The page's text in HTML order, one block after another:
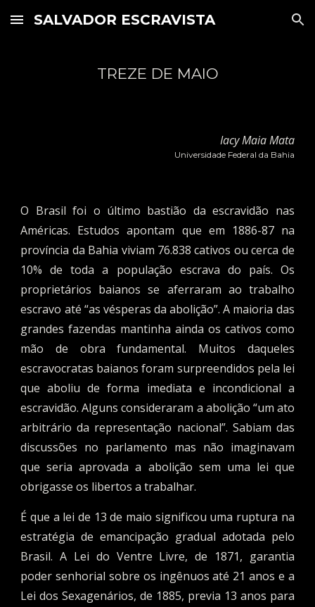
Skip to main content Skip to navigation
SALVADOR ESCRAVISTA
TREZE DE MAIO
Iacy Maia Mata
Universidade Federal da Bahia
O Brasil foi o último bastião da escravidão nas
Américas. Estudos apontam que em 1886-87 na
província da Bahia viviam 76.838 cativos ou cerca de
10% de toda a população escrava do país. Os
proprietários baianos se aferraram ao trabalho
escravo até “as vésperas da abolição”. A maioria das
grandes fazendas mantinha ainda os cativos como
mão de obra fundamental. Muitos daqueles
escravocratas baianos foram surpreendidos pela lei
que aboliu de forma imediata e incondicional a
escravidão. Alguns consideraram a abolição “um ato
arbitrário da representação nacional”. Sabiam das
discussões no parlamento mas não imaginavam
que seria aprovada a abolição sem uma lei que
obrigasse os libertos a trabalhar.
É que a lei de 13 de maio significou uma ruptura na
estratégia de emancipação gradual adotada pelo
Brasil. A Lei do Ventre Livre, de 1871, garantia
poder senhorial sobre os ingênuos até 21 anos e a
Lei dos Sexagenários, de 1885, previa 13 anos para